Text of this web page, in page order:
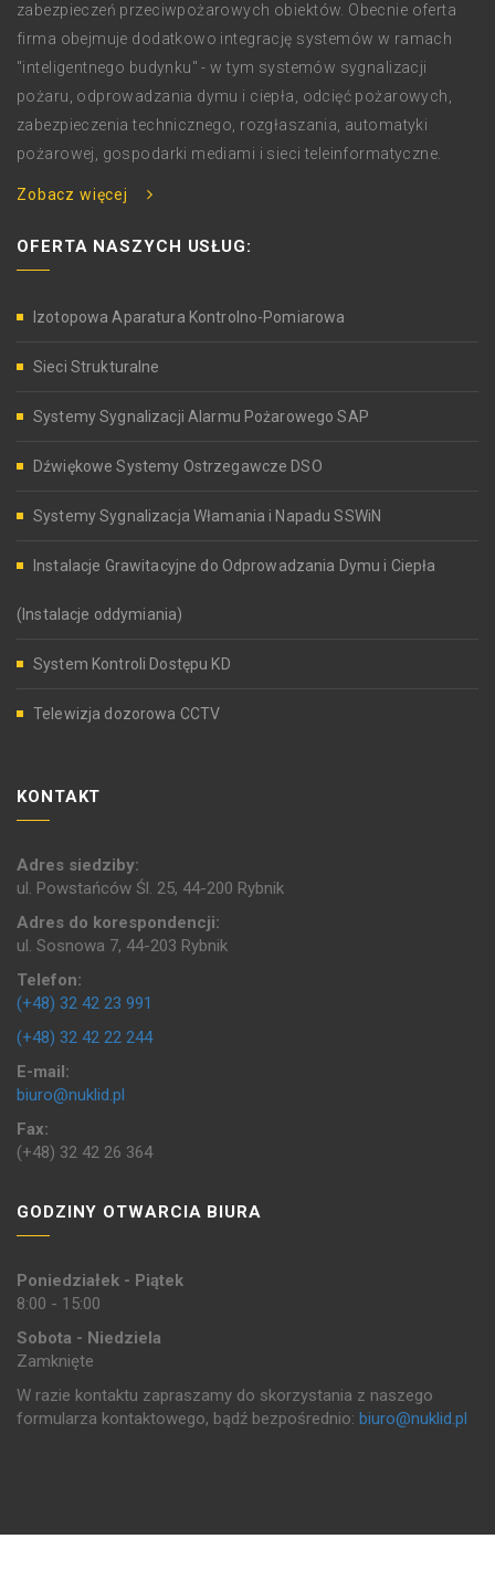
zabezpieczeń przeciwpożarowych obiektów. Obecnie oferta
firma obejmuje dodatkowo integrację systemów w ramach
"inteligentnego budynku" - w tym systemów sygnalizacji
pożaru, odprowadzania dymu i ciepła, odcięć pożarowych,
zabezpieczenia technicznego, rozgłaszania, automatyki
pożarowej, gospodarki mediami i sieci teleinformatyczne.
Zobacz więcej
OFERTA NASZYCH USŁUG:
Izotopowa Aparatura Kontrolno-Pomiarowa
Sieci Strukturalne
Systemy Sygnalizacji Alarmu Pożarowego SAP
Dźwiękowe Systemy Ostrzegawcze DSO
Systemy Sygnalizacja Włamania i Napadu SSWiN
Instalacje Grawitacyjne do Odprowadzania Dymu i Ciepła
(Instalacje oddymiania)
System Kontroli Dostępu KD
Telewizja dozorowa CCTV
KONTAKT
Adres siedziby:
ul. Powstańców Śl. 25, 44-200 Rybnik
Adres do korespondencji:
ul. Sosnowa 7, 44-203 Rybnik
Telefon:
(+48) 32 42 23 991
(+48) 32 42 22 244
E-mail:
biuro@nuklid.pl
Fax:
(+48) 32 42 26 364
GODZINY OTWARCIA BIURA
Poniedziałek - Piątek
8:00 - 15:00
Sobota - Niedziela
Zamknięte
W razie kontaktu zapraszamy do skorzystania z naszego
formularza kontaktowego, bądź bezpośrednio: biuro@nuklid.pl